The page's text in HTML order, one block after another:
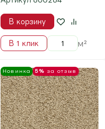
Split ( Сплит ) Beige
Артикул 703077
В корзину
В 1 клик м²
Новинка 5%за отзыв